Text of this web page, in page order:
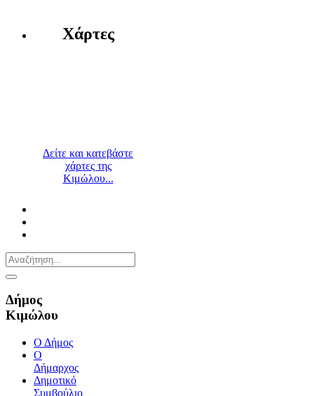
Χάρτες
Δείτε και κατεβάστε
χάρτες της
Κιμώλου...
Δήμος
Κιμώλου
Ο Δήμος
Ο
Δήμαρχος
Δημοτικό
Συμβούλιο